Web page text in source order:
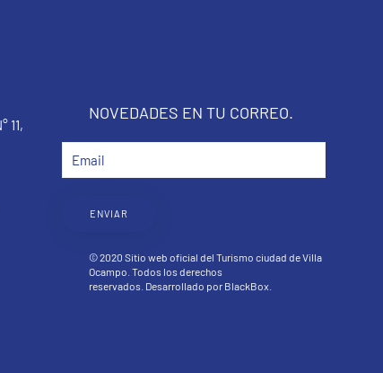
11,
NOVEDADES EN TU CORREO.
ENVIAR
© 2020 Sitio web oficial del Turismo ciudad de Villa
Ocampo. Todos los derechos
reservados. Desarrollado por BlackBox